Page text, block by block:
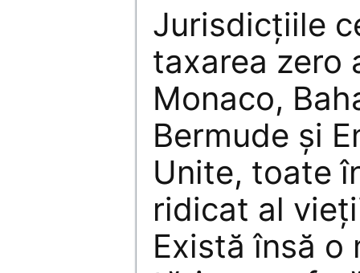
Jurisdicțiile
taxarea zero
Monaco,
Bermude și
Unite, toate
ridicat al
Există însă o